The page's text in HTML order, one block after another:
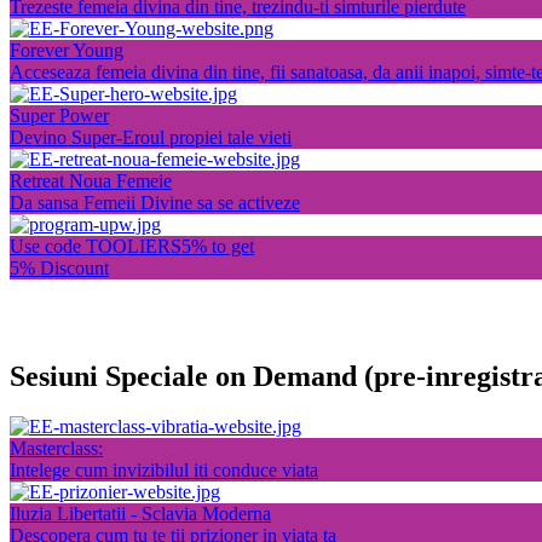
Trezeste femeia divina din tine, trezindu-ti simturile pierdute
Forever Young
Acceseaza femeia divina din tine, fii sanatoasa, da anii inapoi, simte-
Super Power
Devino Super-Eroul propiei tale vieti
Retreat Noua Femeie
Da sansa Femeii Divine sa se activeze
Use code TOOLIERS5% to get
5% Discount
Sesiuni Speciale on Demand (pre-
Masterclass:
Intelege cum invizibilul iti conduce viata
Iluzia Libertatii - Sclavia Moderna
Descopera cum tu te tii prizioner in viata ta